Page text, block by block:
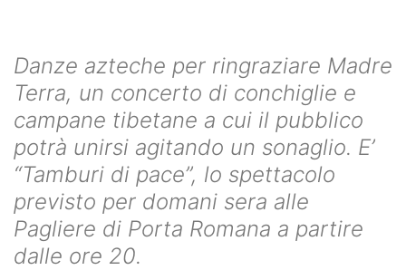
Danze azteche per ringraziare Madre
Terra, un concerto di conchiglie e
campane tibetane a cui il pubblico
potrà unirsi agitando un sonaglio. E’
“Tamburi di pace”, lo spettacolo
previsto per domani sera alle
Pagliere di Porta Romana a partire
dalle ore 20.